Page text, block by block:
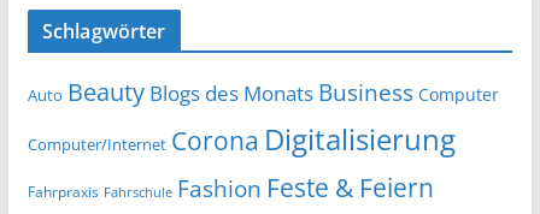
Schlagwörter
Auto Beauty Blogs des Monats Business Computer
Computer/Internet Corona Digitalisierung
Fahrpraxis Fahrschule Fashion Feste & Feiern